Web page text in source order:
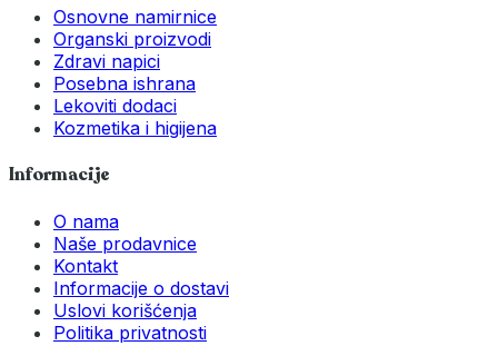
Osnovne namirnice
Organski proizvodi
Zdravi napici
Posebna ishrana
Lekoviti dodaci
Kozmetika i higijena
Informacije
O nama
Naše prodavnice
Kontakt
Informacije o dostavi
Uslovi korišćenja
Politika privatnosti